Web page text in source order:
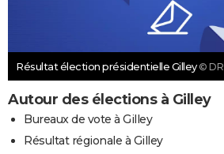
Résultat élection présidentielle Gilley © DR
Autour des élections à Gilley
Bureaux de vote à Gilley
Résultat régionale à Gilley